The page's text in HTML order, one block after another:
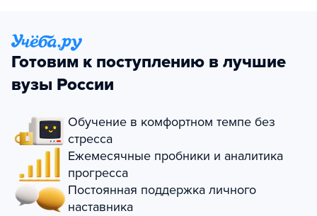
Готовим к поступлению в лучшие
вузы России
Обучение в комфортном темпе без
стресса
Ежемесячные пробники и аналитика
прогресса
Постоянная поддержка личного
наставника